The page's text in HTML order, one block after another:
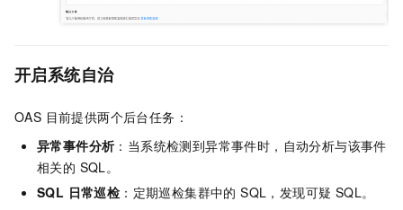
开启系统自治
OAS 目前提供两个后台任务：
异常事件分析：当系统检测到异常事件时，自动分析与该事件
相关的 SQL。
SQL 日常巡检：定期巡检集群中的 SQL，发现可疑 SQL。